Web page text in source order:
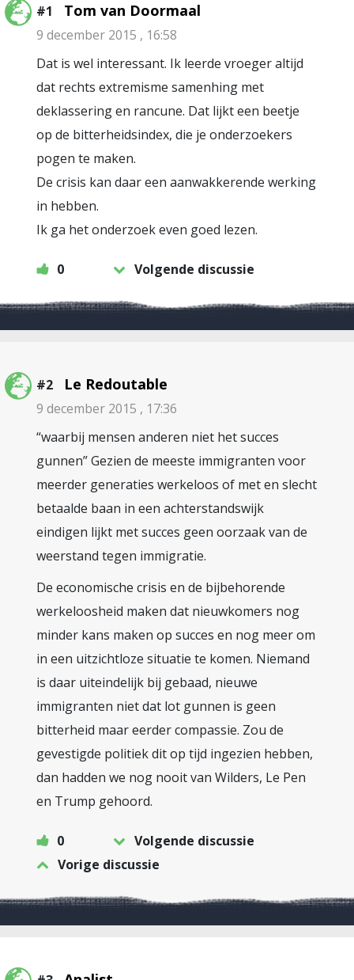
#1 Tom van Doormaal
9 december 2015 , 16:58
Dat is wel interessant. Ik leerde vroeger altijd
dat rechts extremisme samenhing met
deklassering en rancune. Dat lijkt een beetje
op de bitterheidsindex, die je onderzoekers
pogen te maken.
De crisis kan daar een aanwakkerende werking
in hebben.
Ik ga het onderzoek even goed lezen.
0 Volgende discussie
#2 Le Redoutable
9 december 2015 , 17:36
“waarbij mensen anderen niet het succes
gunnen” Gezien de meeste immigranten voor
meerder generaties werkeloos of met en slecht
betaalde baan in een achterstandswijk
eindigen lijkt met succes geen oorzaak van de
weerstand tegen immigratie.
De economische crisis en de bijbehorende
werkeloosheid maken dat nieuwkomers nog
minder kans maken op succes en nog meer om
in een uitzichtloze situatie te komen. Niemand
is daar uiteindelijk bij gebaad, nieuwe
immigranten niet dat lot gunnen is geen
bitterheid maar eerder compassie. Zou de
gevestigde politiek dit op tijd ingezien hebben,
dan hadden we nog nooit van Wilders, Le Pen
en Trump gehoord.
0
Volgende discussie
Vorige discussie